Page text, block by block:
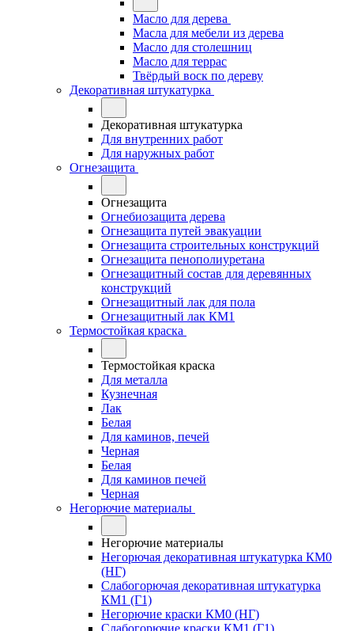
Масло для дерева
Масла для мебели из дерева
Масло для столешниц
Масло для террас
Твёрдый воск по дереву
Декоративная штукатурка
Декоративная штукатурка
Для внутренних работ
Для наружных работ
Огнезащита
Огнезащита
Огнебиозащита дерева
Огнезащита путей эвакуации
Огнезащита строительных конструкций
Огнезащита пенополиуретана
Огнезащитный состав для деревянных
конструкций
Огнезащитный лак для пола
Огнезащитный лак КМ1
Термостойкая краска
Термостойкая краска
Для металла
Кузнечная
Лак
Белая
Для каминов, печей
Черная
Белая
Для каминов печей
Черная
Негорючие материалы
Негорючие материалы
Негорючая декоративная штукатурка КМ0
(НГ)
Слабогорючая декоративная штукатурка
КМ1 (Г1)
Негорючие краски КМ0 (НГ)
Слабогорючие краски КМ1 (Г1)